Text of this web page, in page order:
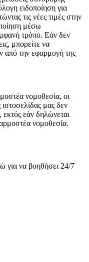
ειδοποίηση για
τις νέες τιμές στην
μέσω
τρόπο. Εάν δεν
μπορείτε να
από την εφαρμογή της
νομοθεσία, οι
μας δεν
εκτός εάν δηλώνεται
νομοθεσία.
για να βοηθήσει 24/7